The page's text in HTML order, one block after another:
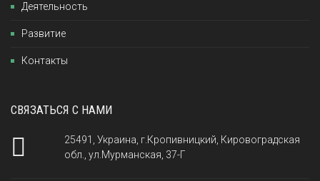
Деятельность
Развитие
Контакты
СВЯЗАТЬСЯ С НАМИ
25491, Украина, г.Кропивницкий, Кировоградская
обл., ул.Мурманская, 37-Г